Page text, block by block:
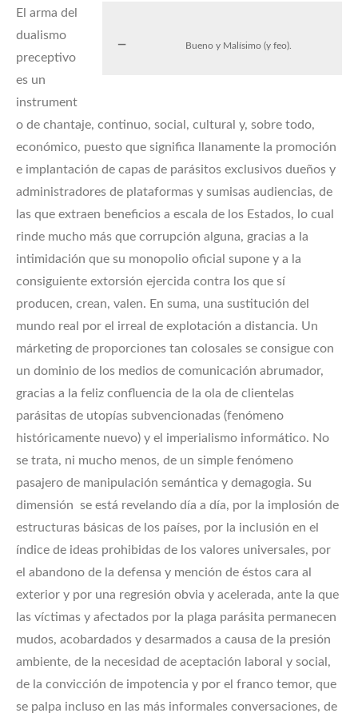
Bueno y Malísimo (y feo).
El arma del
dualismo
preceptivo
es un
instrument
o de chantaje, continuo, social, cultural y, sobre todo,
económico, puesto que significa llanamente la promoción
e implantación de capas de parásitos exclusivos dueños y
administradores de plataformas y sumisas audiencias, de
las que extraen beneficios a escala de los Estados, lo cual
rinde mucho más que corrupción alguna, gracias a la
intimidación que su monopolio oficial supone y a la
consiguiente extorsión ejercida contra los que sí
producen, crean, valen. En suma, una sustitución del
mundo real por el irreal de explotación a distancia. Un
márketing de proporciones tan colosales se consigue con
un dominio de los medios de comunicación abrumador,
gracias a la feliz confluencia de la ola de clientelas
parásitas de utopías subvencionadas (fenómeno
históricamente nuevo) y el imperialismo informático. No
se trata, ni mucho menos, de un simple fenómeno
pasajero de manipulación semántica y demagogia. Su
dimensión se está revelando día a día, por la implosión de
estructuras básicas de los países, por la inclusión en el
índice de ideas prohibidas de los valores universales, por
el abandono de la defensa y mención de éstos cara al
exterior y por una regresión obvia y acelerada, ante la que
las víctimas y afectados por la plaga parásita permanecen
mudos, acobardados y desarmados a causa de la presión
ambiente, de la necesidad de aceptación laboral y social,
de la convicción de impotencia y por el franco temor, que
se palpa incluso en las más informales conversaciones, de